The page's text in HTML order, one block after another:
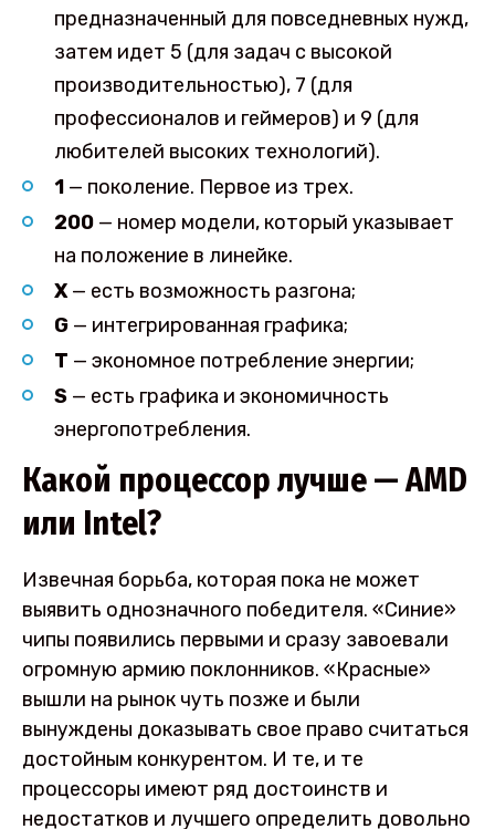
предназначенный для повседневных нужд,
затем идет 5 (для задач с высокой
производительностью), 7 (для
профессионалов и геймеров) и 9 (для
любителей высоких технологий).
1 — поколение. Первое из трех.
200— номер модели, который указывает
на положение в линейке.
X— есть возможность разгона;
G— интегрированная графика;
T — экономное потребление энергии;
S— есть графика и экономичность
энергопотребления.
Какой процессор лучше — AMD
или Intel?
Извечная борьба, которая пока не может
выявить однозначного победителя. «Синие»
чипы появились первыми и сразу завоевали
огромную армию поклонников. «Красные»
вышли на рынок чуть позже и были
вынуждены доказывать свое право считаться
достойным конкурентом. И те, и те
процессоры имеют ряд достоинств и
недостатков и лучшего определить довольно